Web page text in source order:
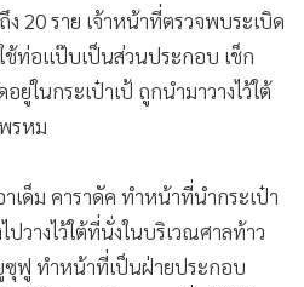
ง 20 ราย เจ้าหน้าที่ตรวจพบระเบิด
ช้ท่อแป๊บเป็นส่วนประกอบ เช็ก
ยู่ในกระเป๋าเป้ ถูกนำมาวางไว้ใต้
รหม
เด็ม คาราดัค ทำหน้าที่นำกระเป๋า
ปวางไว้ใต้ที่นั่งในบริเวณศาลท้าว
ซุฟู ทำหน้าที่เป็นฝ่ายประกอบ